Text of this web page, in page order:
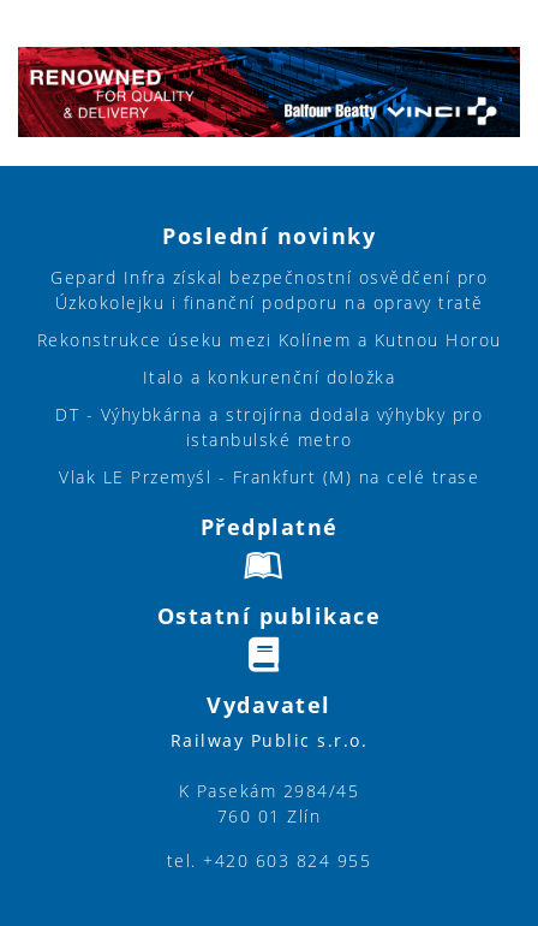
Poslední novinky
Gepard Infra získal bezpečnostní osvědčení pro
Úzkokolejku i finanční podporu na opravy tratě
Rekonstrukce úseku mezi Kolínem a Kutnou Horou
Italo a konkurenční doložka
DT - Výhybkárna a strojírna dodala výhybky pro
istanbulské metro
Vlak LE Przemyśl - Frankfurt (M) na celé trase
Předplatné
Ostatní publikace
Vydavatel
Railway Public s.r.o.
K Pasekám 2984/45
760 01 Zlín
tel. +420 603 824 955